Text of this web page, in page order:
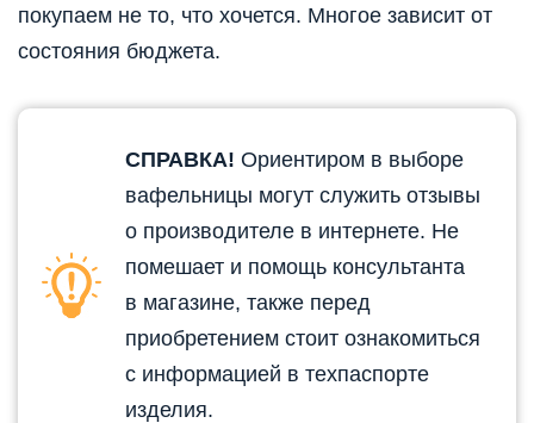
покупаем не то, что хочется. Многое зависит от
состояния бюджета.
СПРАВКА! Ориентиром в выборе
вафельницы могут служить отзывы
о производителе в интернете. Не
помешает и помощь консультанта
в магазине, также перед
приобретением стоит ознакомиться
с информацией в техпаспорте
изделия.